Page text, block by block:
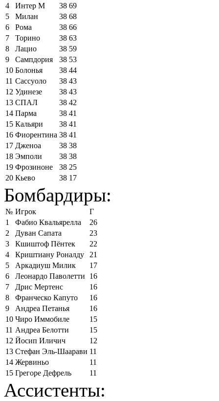
4
Интер М 38 69
5
Милан 38 68
6
Рома 38 66
7
Торино 38 63
8
Лацио 38 59
9
Сампдория 38 53
10 Болонья 38 44
11 Сассуоло 38 43
12 Удинезе 38 43
13 СПАЛ 38 42
14 Парма 38 41
15 Кальяри 38 41
16 Фиорентина 38 41
17 Дженоа 38 38
18 Эмполи 38 38
19 Фрозиноне 38 25
20 Кьево 38 17
Бомбардиры:
№ Игрок
Г
1
Фабио Квальярелла
26
2
Дуван Сапата
23
3
Кшиштоф Пёнтек
22
4
Криштиану Роналду
21
5
Аркадиуш Милик
17
6
Леонардо Паволетти
16
7
Дрис Мертенс
16
8
Франческо Капуто
16
9
Андреа Петанья
16
10 Чиро Иммобиле
15
11 Андреа Белотти
15
12 Йосип Иличич
12
13 Стефан Эль-Шаарави 11
14 Жервиньо
11
15 Грегоре Дефрель 11
Ассистенты: